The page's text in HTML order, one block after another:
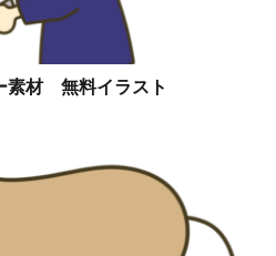
素材 無料イラスト